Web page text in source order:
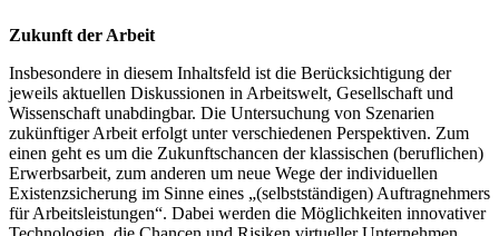
Zukunft der Arbeit
Insbesondere in diesem Inhaltsfeld ist die Berücksichtigung der
jeweils aktuellen Diskussionen in Arbeitswelt, Gesellschaft und
Wissenschaft unabdingbar. Die Untersuchung von Szenarien
zukünftiger Arbeit erfolgt unter verschiedenen Perspektiven. Zum
einen geht es um die Zukunftschancen der klassischen (beruflichen)
Erwerbsarbeit, zum anderen um neue Wege der individuellen
Existenzsicherung im Sinne eines „(selbstständigen) Auftragnehmers
für Arbeitsleistungen“. Dabei werden die Möglichkeiten innovativer